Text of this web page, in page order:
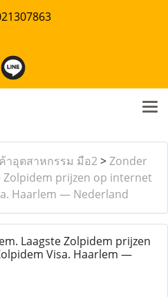
าอุตสาหกรรม มือ2>Zonder
Zolpidem prijzen op internet
Haarlem — Nederland
Laagste Zolpidem prijzen
Visa. Haarlem —